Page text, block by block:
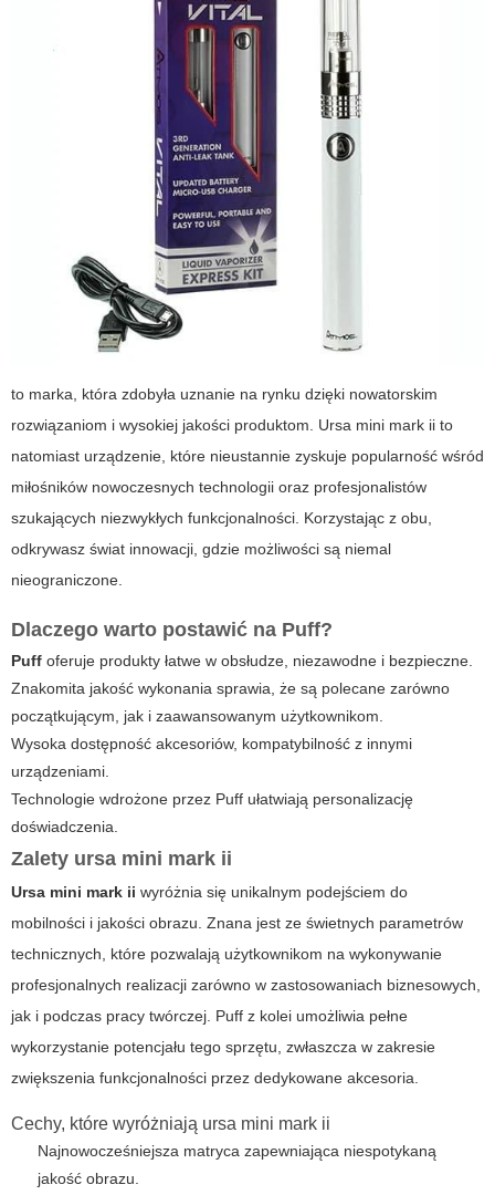
to marka, która zdobyła uznanie na rynku dzięki nowatorskim
rozwiązaniom i wysokiej jakości produktom. Ursa mini mark ii to
natomiast urządzenie, które nieustannie zyskuje popularność wśród
miłośników nowoczesnych technologii oraz profesjonalistów
szukających niezwykłych funkcjonalności. Korzystając z obu,
odkrywasz świat innowacji, gdzie możliwości są niemal
nieograniczone.
Dlaczego warto postawić na Puff?
Puff oferuje produkty łatwe w obsłudze, niezawodne i bezpieczne.
Znakomita jakość wykonania sprawia, że są polecane zarówno
początkującym, jak i zaawansowanym użytkownikom.
Wysoka dostępność akcesoriów, kompatybilność z innymi
urządzeniami.
Technologie wdrożone przez Puff ułatwiają personalizację
doświadczenia.
Zalety ursa mini mark ii
Ursa mini mark ii wyróżnia się unikalnym podejściem do
mobilności i jakości obrazu. Znana jest ze świetnych parametrów
technicznych, które pozwalają użytkownikom na wykonywanie
profesjonalnych realizacji zarówno w zastosowaniach biznesowych,
jak i podczas pracy twórczej. Puff z kolei umożliwia pełne
wykorzystanie potencjału tego sprzętu, zwłaszcza w zakresie
zwiększenia funkcjonalności przez dedykowane akcesoria.
Cechy, które wyróżniają ursa mini mark ii
Najnowocześniejsza matryca zapewniająca niespotykaną
jakość obrazu.